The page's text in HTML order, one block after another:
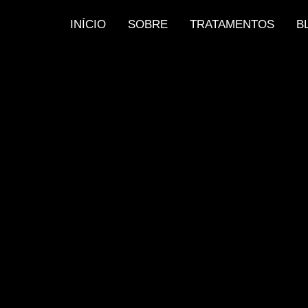
INÍCIO SOBRE TRATAMENTOS